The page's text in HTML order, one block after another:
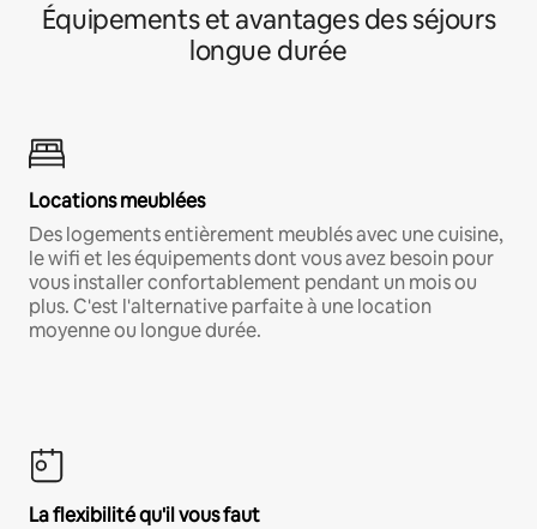
Équipements et avantages des séjours
longue durée
Locations meublées
Des logements entièrement meublés avec une cuisine,
le wifi et les équipements dont vous avez besoin pour
vous installer confortablement pendant un mois ou
plus. C'est l'alternative parfaite à une location
moyenne ou longue durée.
La flexibilité qu'il vous faut